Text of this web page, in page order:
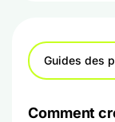
Guides des
Comment